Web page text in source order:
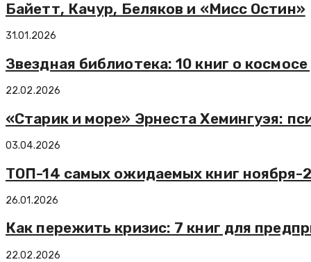
Байетт, Качур, Беляков и «Мисс Остин»
31.01.2026
Звездная библиотека: 10 книг о
22.02.2026
«Старик и море» Эрнеста Хемингуэя:
03.04.2026
ТОП-14 самых ожидаемых книг ноября-
26.01.2026
Как пережить кризис: 7 книг для
22.02.2026